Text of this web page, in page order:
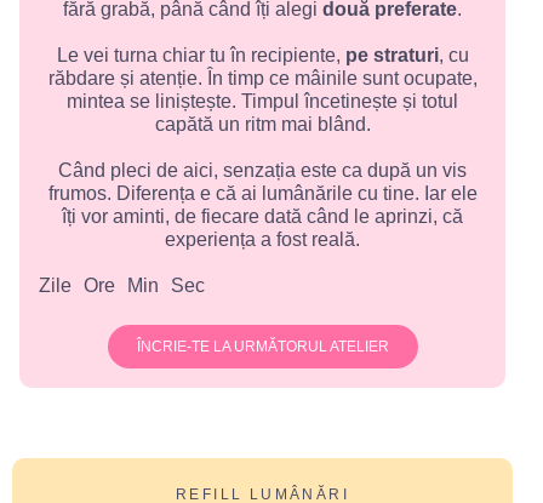
fără grabă, până când îți alegi două preferate.
Le vei turna chiar tu în recipiente, pe straturi, cu
răbdare și atenție. În timp ce mâinile sunt ocupate,
mintea se liniștește. Timpul încetinește și totul
capătă un ritm mai blând.
Când pleci de aici, senzația este ca după un vis
frumos. Diferența e că ai lumânările cu tine. Iar ele
îți vor aminti, de fiecare dată când le aprinzi, că
experiența a fost reală.
Zile Ore Min Sec
ÎNCRIE-TE LA URMĂTORUL ATELIER
REFILL LUMÂNĂRI